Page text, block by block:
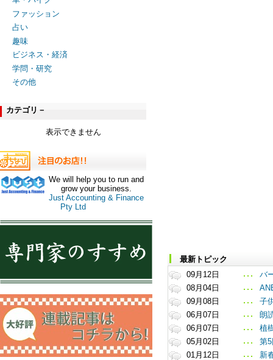
ファッション
占い
趣味
ビジネス・経済
学問・研究
その他
カテゴリ－
表示できません
We will help you to run and
grow your business.
Just Accounting & Finance
Pty Ltd
最新トピック
09月12日
バ
08月04日
09月08日
子
06月07日
朗
06月07日
植
05月02日
第
01月12日
新